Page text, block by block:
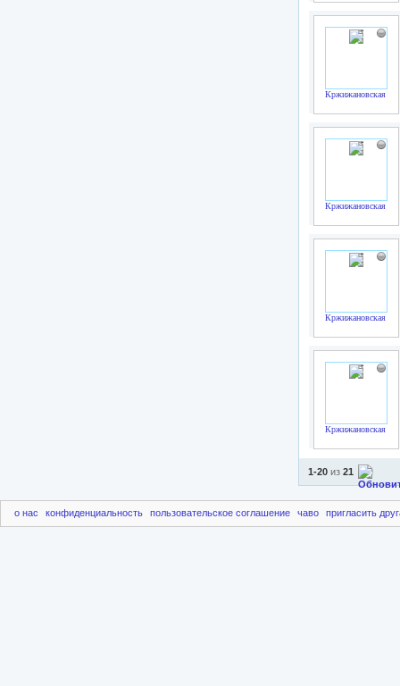
Кржижановская
Кржижановская
Кржижановская
Кржижановская
1-20 из 21
о нас конфиденциальность пользовательское соглашение чаво пригласить